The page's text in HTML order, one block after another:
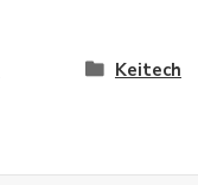
Keitech